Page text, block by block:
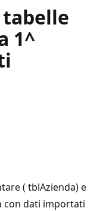
1^
( tblAzienda) e
con dati importati